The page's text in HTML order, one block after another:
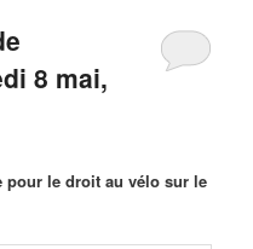
8 mai,
pour le droit au vélo sur le